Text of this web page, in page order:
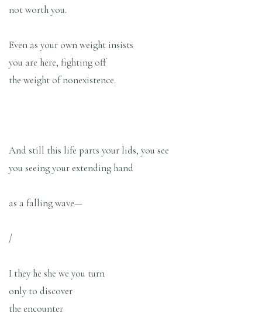
not worth you.
Even as your own weight insists
you are here, fighting off
the weight of nonexistence.
And still this life parts your lids, you see
you seeing your extending hand
as a falling wave—
/
I they he she we you turn
only to discover
the encounter